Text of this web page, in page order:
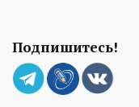
Подпишитесь!